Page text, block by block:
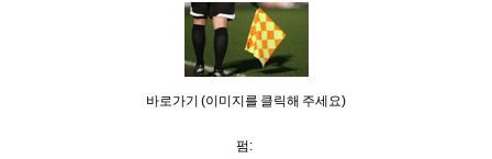
바로가기 (이미지를 클릭해 주세요)
펌: